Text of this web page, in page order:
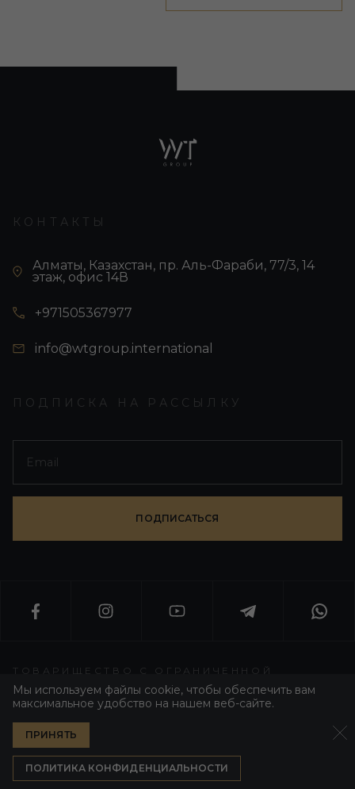
КОНТАКТЫ
Алматы, Казахстан, пр. Аль-Фараби, 77/3, 14
этаж, офис 14В
+971505367977
info@wtgroup.international
ПОДПИСКА НА РАССЫЛКУ
ПОДПИСАТЬСЯ
ТОВАРИЩЕСТВО С ОГРАНИЧЕННОЙ
ОТВЕТСТВЕННОСТЬЮ «WORLD T GROUP»
WT GROUP ALL RIGHT RESERVED 2026
ПОЛИТИКА КОНФИДЕНЦИАЛЬНОСТИ
Мы используем файлы cookie, чтобы обеспечить вам
максимальное удобство на нашем веб-сайте.
ПРИНЯТЬ
ПОЛИТИКА КОНФИДЕНЦИАЛЬНОСТИ